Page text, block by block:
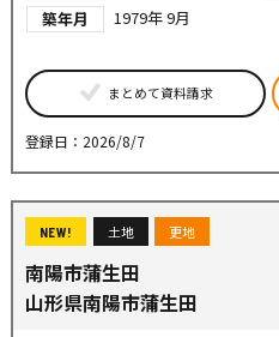
築年月
1979年 9月
まとめて資料請求
登録日：2026/8/7
NEW! 土地 更地
南陽市蒲生田
山形県南陽市蒲生田